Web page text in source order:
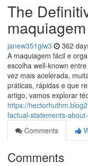
The
janew351glw3 362
A maquiagem fácil e
escolha well-known
vez mais acelerada,
práticas, rápidas e que
artigo, vamos explorar
https://
factual-statements-
Comments
Comments